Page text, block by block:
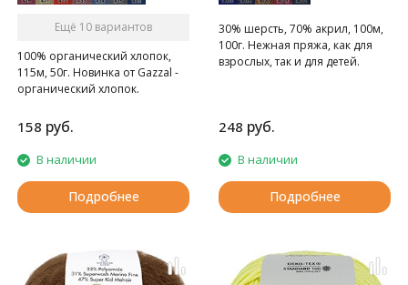
Ещё 10 вариантов
100% органический хлопок,
115м, 50г. Новинка от Gazzal -
органический хлопок.
158 руб.
В наличии
Подробнее
30% шерсть, 70% акрил, 100м,
100г. Нежная пряжа, как для
взрослых, так и для детей.
248 руб.
В наличии
Подробнее